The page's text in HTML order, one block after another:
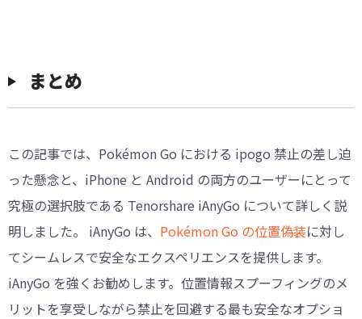
まとめ
この記事では、Pokémon Go における ipogo 禁止の差し迫
った懸念と、iPhone と Android の両方のユーザーにとって
究極の選択肢である Tenorshare iAnyGo について詳しく説
明しました。 iAnyGo は、 Pokémon Go の位置偽装に対し
てシームレスで安全なエクスペリエンスを提供します。
iAnyGo を強くお勧めします。位置情報スプーフィングのメ
リットを享受しながら禁止を回避する最も安全なオプショ